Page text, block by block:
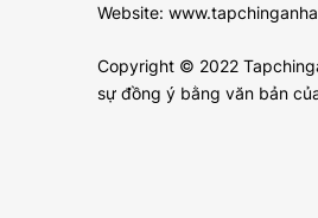
Website:
Copyright © 2022
sự đồng ý bằng văn bản